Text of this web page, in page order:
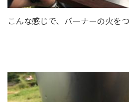
こんな感じで、バーナーの火をつ